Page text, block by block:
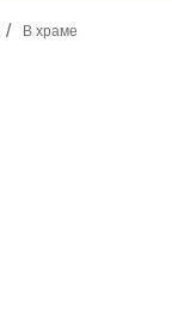
В храме